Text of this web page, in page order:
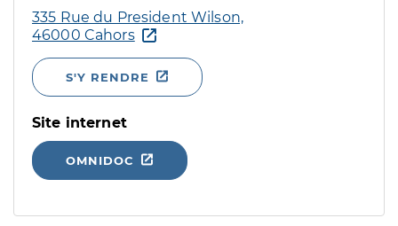
335 Rue du President Wilson,
46000 Cahors
S'Y RENDRE
Site internet
OMNIDOC